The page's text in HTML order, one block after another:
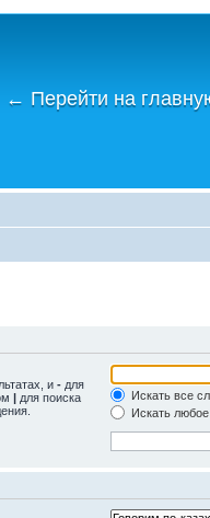
← Перейти на
и - для
| для поиска
Искать все
Искать